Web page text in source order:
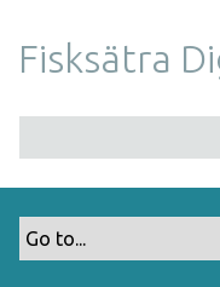
m
Fisksätra